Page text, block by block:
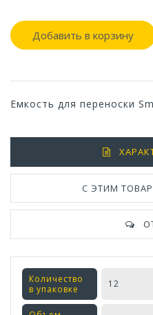
Добавить в корзину
Емкость для переноски
С ЭТИМ
Количество
в упаковке
12